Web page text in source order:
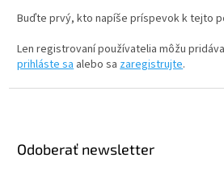
Buďte prvý, kto napíše príspevok k tejto
Len registrovaní používatelia môžu
prihláste sa alebo sa zaregistrujte.
Odoberať newsletter